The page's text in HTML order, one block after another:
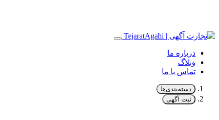
درباره ما
وبلاگ
تماس با ما
دسته‌بندی‌ها
ثبت آگهی